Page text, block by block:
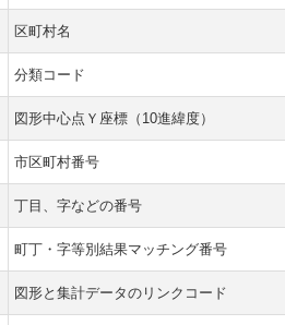
区町村名
分類コード
図形中心点Ｙ座標（10進緯度）
市区町村番号
丁目、字などの番号
町丁・字等別結果マッチング番号
図形と集計データのリンクコード